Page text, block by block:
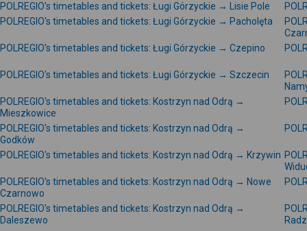
POLREGIO's timetables and tickets: Ługi Górzyckie → Lisie Pole
POLREGIO's timetables and tickets: Ługi Górzyckie → Pacholęta
POLREGIO's timetables and tickets: Ługi Górzyckie → Czepino
POLREGIO's timetables and tickets: Ługi Górzyckie → Szczecin
POLREGIO's timetables and tickets: Kostrzyn nad Odrą →
Mieszkowice
POLREGIO's timetables and tickets: Kostrzyn nad Odrą →
Godków
POLREGIO's timetables and tickets: Kostrzyn nad Odrą → Krzywin
POLREGIO's timetables and tickets: Kostrzyn nad Odrą → Nowe
Czarnowo
POLREGIO's timetables and tickets: Kostrzyn nad Odrą →
Daleszewo